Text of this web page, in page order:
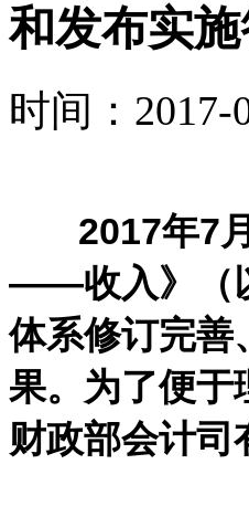
和发布实施
时间：2017-
2017年7月
——收入》（
体系修订完善
果。为了便于
财政部会计司